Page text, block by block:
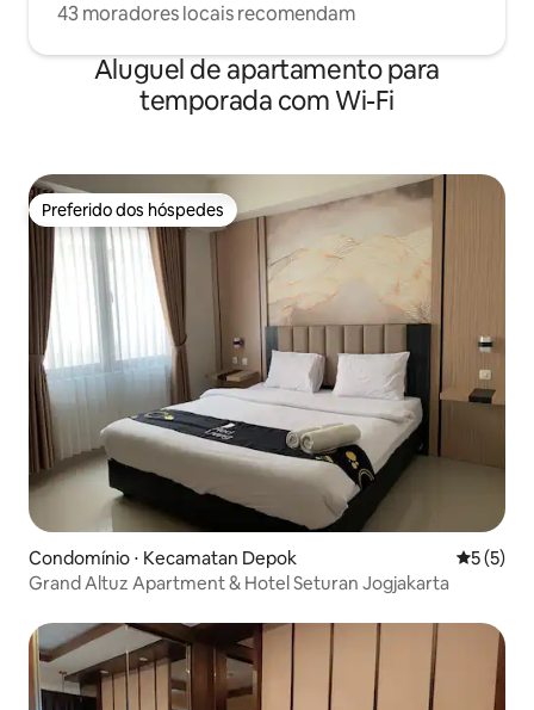
43 moradores locais recomendam
Aluguel de apartamento para
temporada com Wi-Fi
Preferido dos hóspedes
Preferido dos hóspedes
Condomínio ⋅ Kecamatan Depok 5 de
5 (5)
Grand Altuz Apartment & Hotel Seturan Jogjakarta